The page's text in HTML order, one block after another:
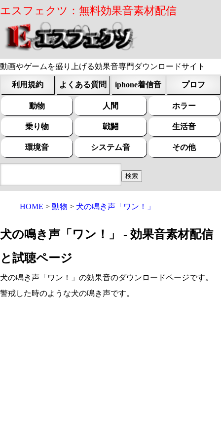
エスフェクツ：無料効果音素材配信
動画やゲームを盛り上げる効果音専門ダウンロードサイト
利用規約 よくある質問 iphone着信音 プロフ
動物 人間 ホラー
乗り物 戦闘 生活音
環境音 システム音 その他
HOME 動物 犬の鳴き声「ワン！」
犬の鳴き声「ワン！」 - 効果音素材配信
と試聴ページ
犬の鳴き声「ワン！」の効果音のダウンロードページです。
警戒した時のような犬の鳴き声です。